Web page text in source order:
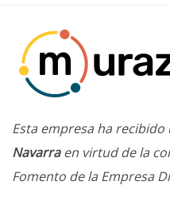
Esta empresa ha
Navarraen virtud de la
Fomento de la Empresa